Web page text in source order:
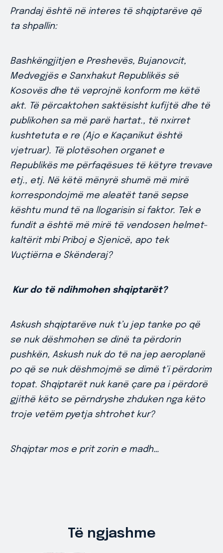
Prandaj është në interes të shqiptarëve që
ta shpallin:
Bashkëngjitjen e Preshevës, Bujanovcit,
Medvegjës e Sanxhakut Republikës së
Kosovës dhe të veprojnë konform me këtë
akt. Të përcaktohen saktësisht kufijtë dhe të
publikohen sa më parë hartat., të nxirret
kushtetuta e re (Ajo e Kaçanikut është
vjetruar). Të plotësohen organet e
Republikës me përfaqësues të këtyre trevave
etj., etj. Në këtë mënyrë shumë më mirë
korrespondojmë me aleatët tanë sepse
kështu mund të na llogarisin si faktor. Tek e
fundit a është më mirë të vendosen helmet-
kaltërit mbi Priboj e Sjenicë, apo tek
Vuçtiërna e Skënderaj?
Kur do të ndihmohen shqiptarët?
Askush shqiptarëve nuk t’u jep tanke po që
se nuk dëshmohen se dinë ta përdorin
pushkën, Askush nuk do të na jep aeroplanë
po që se nuk dëshmojmë se dimë t’i përdorim
topat. Shqiptarët nuk kanë çare pa i përdorë
gjithë këto se përndryshe zhduken nga këto
troje vetëm pyetja shtrohet kur?
Shqiptar mos e prit zorin e madh…
Të ngjashme